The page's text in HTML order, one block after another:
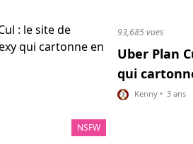
NSFW
93,685 vues
Uber Plan
qui
Kenny • 3 ans